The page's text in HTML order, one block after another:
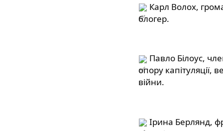
Карл Волох,
блогер.
Павло Білоус,
опору капітуляції,
війни.
Ірина Берлянд,